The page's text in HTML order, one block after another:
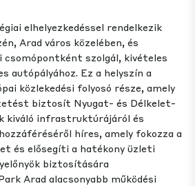
elhelyezkedéssel rendelkezik
Arad város közelében, és
csomópontként szolgál, kivételes
autópályához. Ez a helyszín a
közlekedési folyosó része, amely
biztosít Nyugat- és Délkelet-
kiváló infrastruktúrájáról és
híres, amely fokozza a
és elősegíti a hatékony üzleti
biztosítására
Arad alacsonyabb működési